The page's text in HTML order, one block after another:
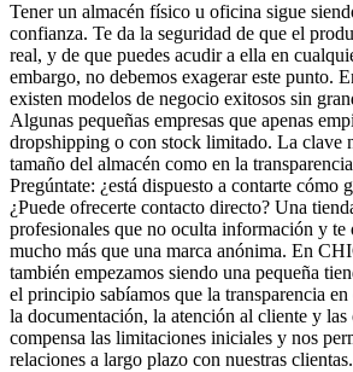
Tener un almacén físico u oficina sigue
confianza. Te da la seguridad de que el
real, y de que puedes acudir a ella en
embargo, no debemos exagerar este punto.
existen modelos de negocio exitosos sin
Algunas pequeñas empresas que apenas
dropshipping o con stock limitado. La clave
tamaño del almacén como en la
Pregúntate: ¿está dispuesto a contarte cómo
¿Puede ofrecerte contacto directo? Una
profesionales que no oculta información y te
mucho más que una marca anónima. En
también empezamos siendo una pequeña
el principio sabíamos que la transparencia
la documentación, la atención al cliente y
compensa las limitaciones iniciales y nos
relaciones a largo plazo con nuestras clientas.